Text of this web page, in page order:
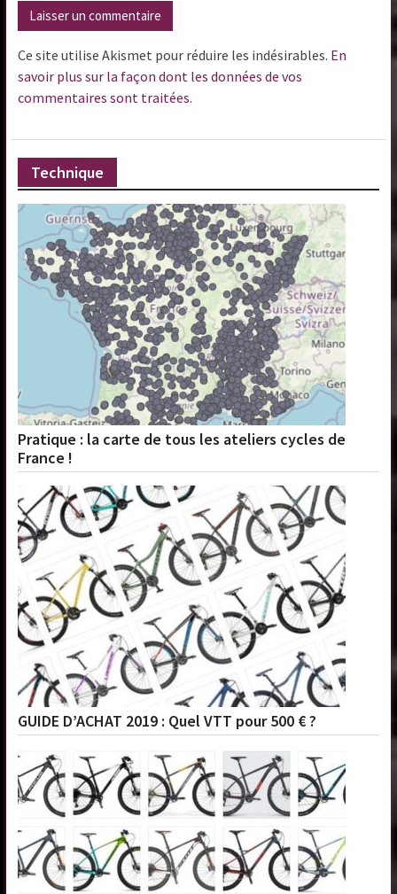
Ce site utilise Akismet pour réduire les indésirables. En
savoir plus sur la façon dont les données de vos
commentaires sont traitées.
Technique
Pratique : la carte de tous les ateliers cycles de
France !
GUIDE D’ACHAT 2019 : Quel VTT pour 500 € ?